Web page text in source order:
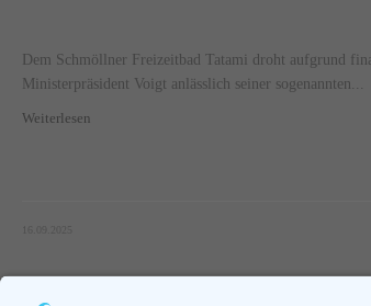
Dem Schmöllner Freizeitbad Tatami droht aufgrund
Ministerpräsident Voigt anlässlich seiner sogenannten...
Weiterlesen